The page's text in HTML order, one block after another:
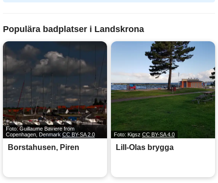
Populära badplatser i Landskrona
Foto: Guillaume Baviere from
Copenhagen, Denmark CC BY-SA 2.0
Borstahusen, Piren
Foto: Kigsz CC BY-SA 4.0
Lill-Olas brygga